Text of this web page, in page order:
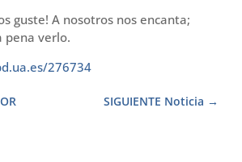
guste! A nosotros nos encanta;
pena verlo.
276734
SIGUIENTE Noticia